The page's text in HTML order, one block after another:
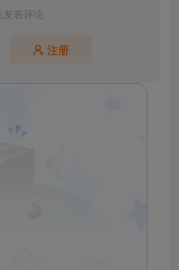
表评论
注册